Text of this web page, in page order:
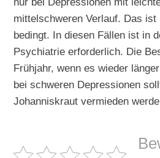
mittelschweren Verlauf. Das ist
bedingt. In diesen Fällen ist in
Psychiatrie erforderlich. Die
Frühjahr, wenn es wieder
bei schweren Depressionen
Johanniskraut vermieden